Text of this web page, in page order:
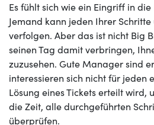
Es fühlt sich wie ein Eingriff in
Jemand kann jeden Ihrer
verfolgen. Aber das ist nicht Big
seinen Tag damit verbringen,
zuzusehen. Gute Manager sind
interessieren sich nicht für jeden
Lösung eines Tickets erteilt wird,
die Zeit, alle durchgeführten
überprüfen.